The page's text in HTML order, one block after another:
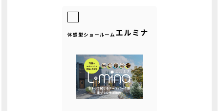
体感型ショールーム エルミナ